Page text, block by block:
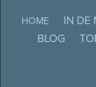
HOME IN DE
BLOG